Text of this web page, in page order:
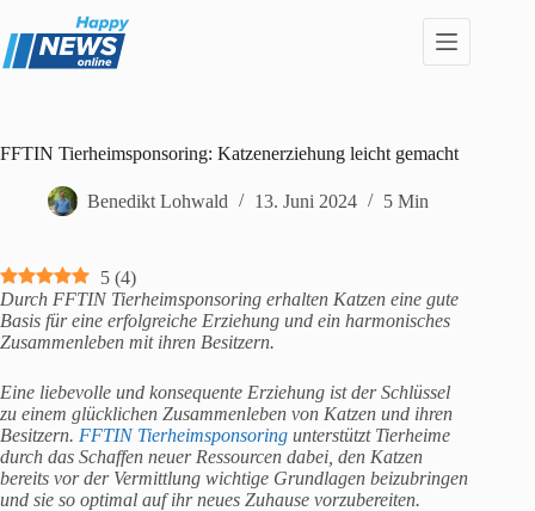
Inhalt
springen
FFTIN Tierheimsponsoring: Katzenerziehung leicht gemacht
Benedikt Lohwald 13. Juni 2024 5 Min
5 (4)
Durch FFTIN Tierheimsponsoring erhalten Katzen eine gute
Basis für eine erfolgreiche Erziehung und ein harmonisches
Zusammenleben mit ihren Besitzern.
Eine liebevolle und konsequente Erziehung ist der Schlüssel
zu einem glücklichen Zusammenleben von Katzen und ihren
Besitzern. FFTIN Tierheimsponsoring unterstützt Tierheime
durch das Schaffen neuer Ressourcen dabei, den Katzen
bereits vor der Vermittlung wichtige Grundlagen beizubringen
und sie so optimal auf ihr neues Zuhause vorzubereiten.